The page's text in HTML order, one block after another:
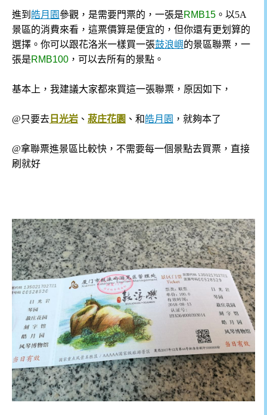
進到 皓月園參觀，是需要門票的，一張是RMB15 。以5A
景區的消費來看，這票價算是便宜的，但你還有更划算的
選擇。你可以跟花洛米一樣買一張鼓浪嶼的景區聯票，一
張是RMB100 ，可以去所有的景點。
基本上，我建議大家都來買這一張聯票，原因如下，
@只要去 日光岩 、 菽庄花園 、和皓月園 ，就夠本了
@拿聯票進景區比較快，不需要每一個景點去買票，直接
刷就好